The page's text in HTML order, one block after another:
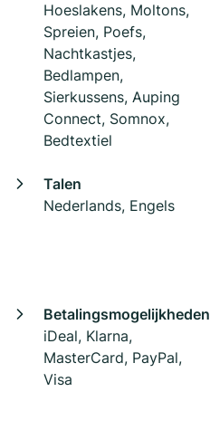
Hoeslakens, Moltons,
Spreien, Poefs,
Nachtkastjes,
Bedlampen,
Sierkussens, Auping
Connect, Somnox,
Bedtextiel
Talen
Nederlands, Engels
Betalingsmogelijkheden
iDeal, Klarna,
MasterCard, PayPal,
Visa